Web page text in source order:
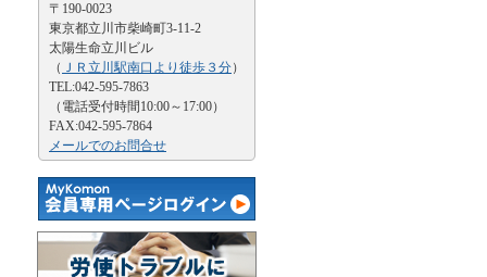
〒190-0023
東京都立川市柴崎町3-11-2
太陽生命立川ビル
（ ＪＲ立川駅南口より徒歩３分）
TEL:042-595-7863
（電話受付時間10:00～17:00）
FAX:042-595-7864
メールでのお問合せ